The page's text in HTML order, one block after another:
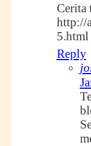
Cerita
http://
5.html
Reply